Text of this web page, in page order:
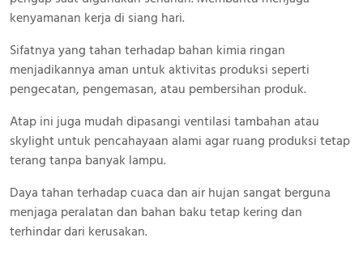
kenyamanan kerja di siang hari.
Sifatnya yang tahan terhadap bahan kimia ringan
menjadikannya aman untuk aktivitas produksi seperti
pengecatan, pengemasan, atau pembersihan produk.
Atap ini juga mudah dipasangi ventilasi tambahan atau
skylight untuk pencahayaan alami agar ruang produksi tetap
terang tanpa banyak lampu.
Daya tahan terhadap cuaca dan air hujan sangat berguna
menjaga peralatan dan bahan baku tetap kering dan
terhindar dari kerusakan.